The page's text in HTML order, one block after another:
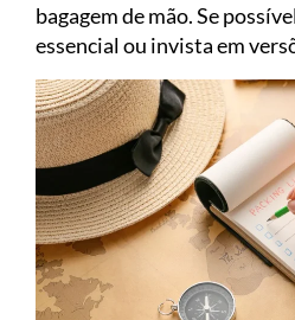
bagagem de mão. Se
essencial ou invista em